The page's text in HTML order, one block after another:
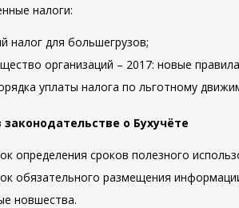
налоги:
налог для большегрузов;
организаций – 2017: новые
уплаты налога по льготному
о Бухучёте
определения сроков полезного
обязательного размещения
новшества.